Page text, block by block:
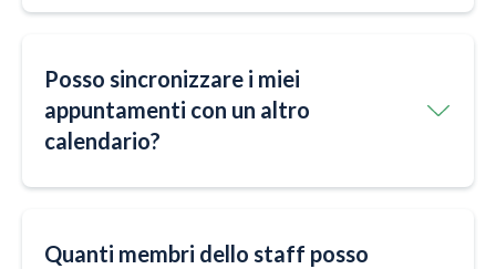
Posso sincronizzare i miei
appuntamenti con un altro
calendario?
Quanti membri dello staff posso